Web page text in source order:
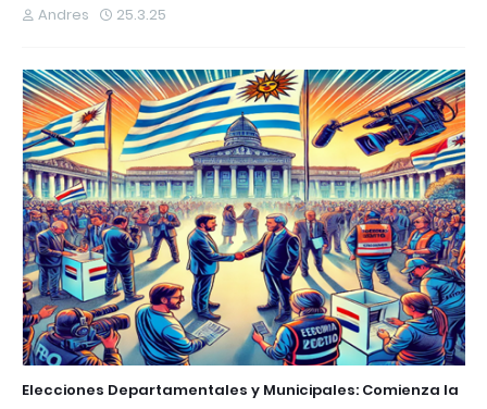
Andres 25.3.25
Elecciones Departamentales y Municipales: Comienza la